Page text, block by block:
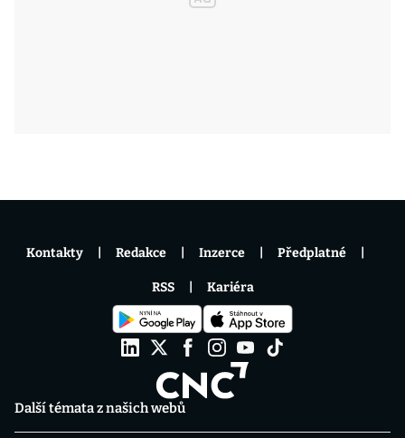
Další témata z našich webů
Kontakty Redakce Inzerce Předplatné
RSS Kariéra